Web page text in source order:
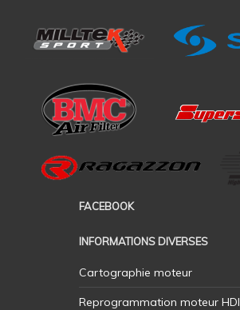
FACEBOOK
INFORMATIONS DIVERSES
Cartographie moteur
Reprogrammation moteur HDI